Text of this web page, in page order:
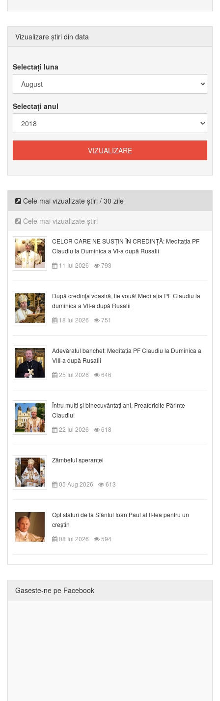
Vizualizare știri din data
Selectați luna
Selectați anul
Cele mai vizualizate știri / 30 zile
Cele mai vizualizate știri
CELOR CARE NE SUSȚIN ÎN CREDINȚĂ: Meditația PF
Claudiu la Duminica a VI-a după Rusalii
11 Iul 2026
793
După credinţa voastră, fie vouă! Meditația PF Claudiu la
duminica a VII-a după Rusalii
18 Iul 2026
751
Adevăratul banchet: Meditația PF Claudiu la Duminica a
VIII-a după Rusalii
25 Iul 2026
646
Întru mulți și binecuvântați ani, Preafericite Părinte
Claudiu!
22 Iul 2026
618
Zâmbetul speranței
05 Aug 2026 613
Opt sfaturi de la Sfântul Ioan Paul al II-lea pentru un
creștin
08 Iul 2026
594
Gaseste-ne pe Facebook